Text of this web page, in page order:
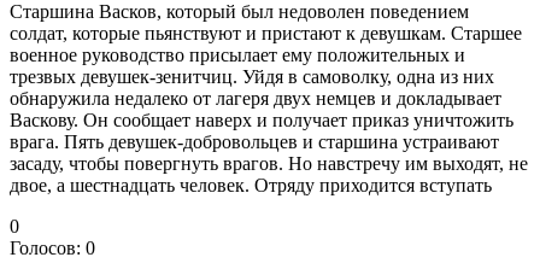
Старшина Васков, который был недоволен поведением
солдат, которые пьянствуют и пристают к девушкам. Старшее
военное руководство присылает ему положительных и
трезвых девушек-зенитчиц. Уйдя в самоволку, одна из них
обнаружила недалеко от лагеря двух немцев и докладывает
Васкову. Он сообщает наверх и получает приказ уничтожить
врага. Пять девушек-добровольцев и старшина устраивают
засаду, чтобы повергнуть врагов. Но навстречу им выходят, не
двое, а шестнадцать человек. Отряду приходится вступать
0
Голосов: 0